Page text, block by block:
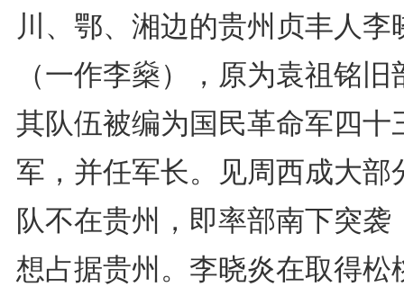
川、鄂、湘边的贵州贞丰人李
（一作李燊），原为袁祖铭旧
其队伍被编为国民革命军四十
军，并任军长。见周西成大部
队不在贵州，即率部南下突袭
想占据贵州。李晓炎在取得松